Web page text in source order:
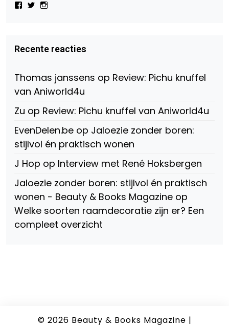
Bekijk
Beauty-
147775071915783/?
Facebook
Bekijk
op
Twitter
op
Instagram
Recente reacties
Thomas janssens op Review: Pichu knuffel
van Aniworld4u
Zu op Review: Pichu knuffel van Aniworld4u
EvenDelen.be op Jaloezie zonder boren:
stijlvol én praktisch wonen
J Hop op Interview met René Hoksbergen
Jaloezie zonder boren: stijlvol én praktisch
wonen - Beauty & Books Magazine op
Welke soorten raamdecoratie zijn er? Een
compleet overzicht
© 2026 Beauty & Books Magazine |